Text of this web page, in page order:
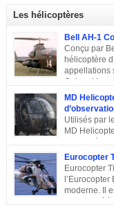
que le succès viendra
commandes étrangères
exportations. Tour
Les hélicoptères
Bell AH-1
Conçu par
hélicoptère
appellations
Cobra,
Cobra, Snake ou encore
motorisation, de la même
Bell UH-1 Iroquois. Cet
1965, est entré en service
pays. Sa conception
MD
Utilisés par
MD
est un
du Hughes MD 500. Il a
Helicopters. Sa
son souhait de
également capable
sont entrées en
Eurocopter
Eurocopter
l’Eurocopter
moderne. Il
est destiné